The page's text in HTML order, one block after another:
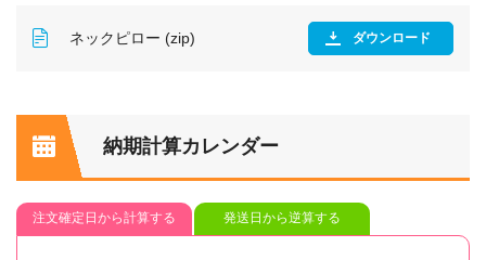
ネックピロー (zip) ダウンロード
納期計算カレンダー
注文確定日から計算する 発送日から逆算する